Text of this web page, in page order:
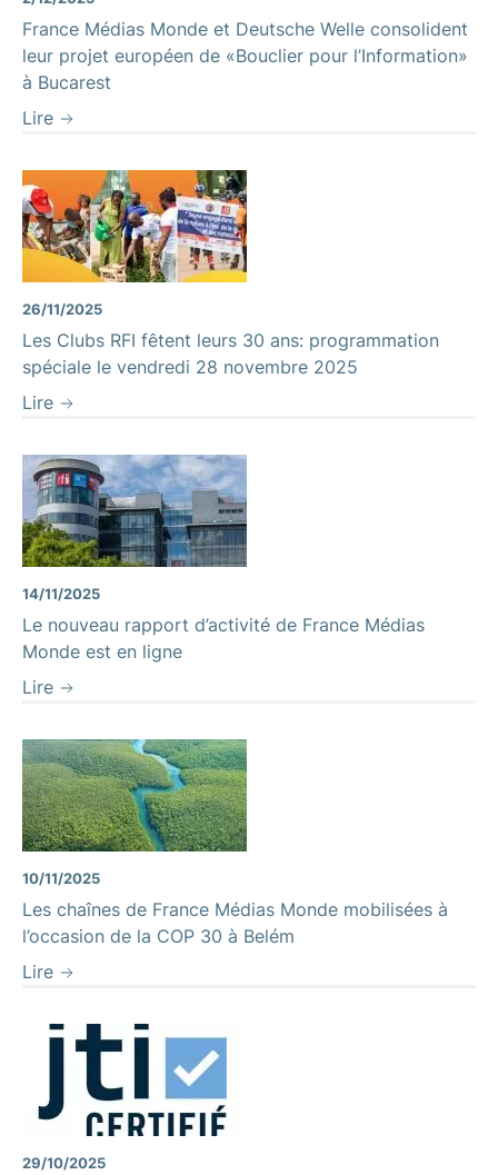
France Médias Monde et Deutsche Welle consolident
leur projet européen de «Bouclier pour l’Information»
à Bucarest
Lire
26/11/2025
Les Clubs RFI fêtent leurs 30 ans: programmation
spéciale le vendredi 28 novembre 2025
Lire
14/11/2025
Le nouveau rapport d’activité de France Médias
Monde est en ligne
Lire
10/11/2025
Les chaînes de France Médias Monde mobilisées à
l’occasion de la COP 30 à Belém
Lire
29/10/2025